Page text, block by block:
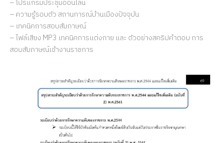
– โปรแกรมประชุมออนไลน์
– ความรู้รอบตัว สถานการณ์บ้านเมืองปัจจุบัน
– เทคนิคการสอบสัมภาษณ์
– ไฟล์เสียง MP3 เทคนิคการแต่งกาย และ ตัวอย่างสคริปคำตอบ การ
สอบสัมภาษณ์เข้างานราชการ